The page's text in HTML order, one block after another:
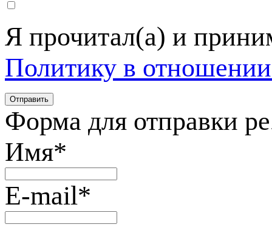
Я прочитал(а) и
Политику в
Форма для отправки
Имя*
E-mail*